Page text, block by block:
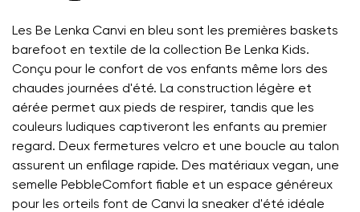
Les Be Lenka Canvi en bleu sont les premières baskets
barefoot en textile de la collection Be Lenka Kids.
Conçu pour le confort de vos enfants même lors des
chaudes journées d'été. La construction légère et
aérée permet aux pieds de respirer, tandis que les
couleurs ludiques captiveront les enfants au premier
regard. Deux fermetures velcro et une boucle au talon
assurent un enfilage rapide. Des matériaux vegan, une
semelle PebbleComfort fiable et un espace généreux
pour les orteils font de Canvi la sneaker d'été idéale